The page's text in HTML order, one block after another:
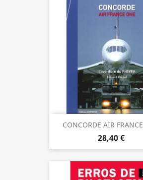
CONCORDE AIR
28,40 €